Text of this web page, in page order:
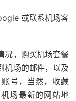
或联系机场客
况，购买机场套餐
机场的邮件，以及
号，当然，收藏
场最新的网站地